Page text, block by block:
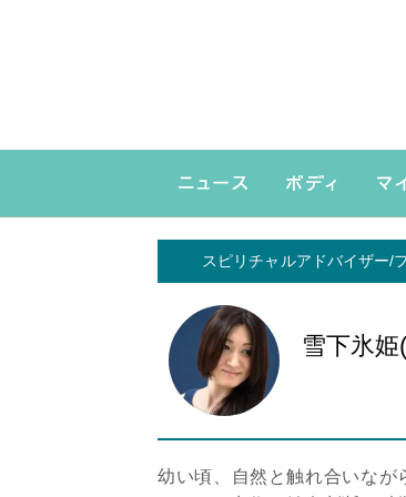
スピリチャルアドバイザー/
雪下氷
幼い頃、自然と触れ合いなが